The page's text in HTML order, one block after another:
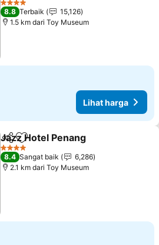
4 Bintang
8.8 Terbaik
15,126
1.5 km dari Toy Museum
Lihat harga
KongsiTambah ke favorit
Jazz Hotel Penang
4 Bintang
8.4 Sangat baik
6,286
2.1 km dari Toy Museum